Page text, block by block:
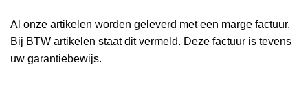
Al onze artikelen worden geleverd met een marge factuur.
Bij BTW artikelen staat dit vermeld. Deze factuur is tevens
uw garantiebewijs.